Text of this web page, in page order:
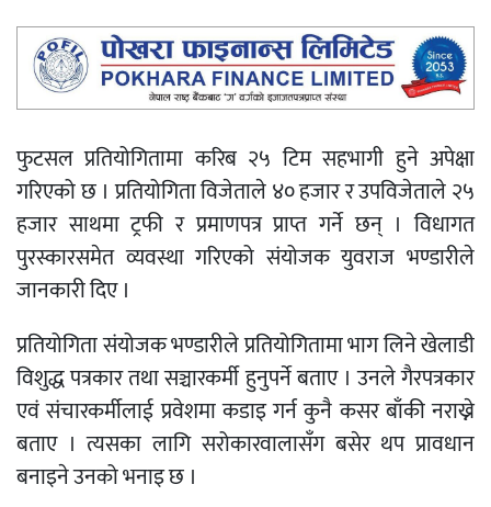
फुटसल प्रतियोगितामा करिब २५ टिम सहभागी हुने अपेक्षा
गरिएको छ । प्रतियोगिता विजेताले ४० हजार र उपविजेताले २५
हजार साथमा ट्रफी र प्रमाणपत्र प्राप्त गर्ने छन् । विधागत
पुरस्कारसमेत व्यवस्था गरिएको संयोजक युवराज भण्डारीले
जानकारी दिए ।
प्रतियोगिता संयोजक भण्डारीले प्रतियोगितामा भाग लिने खेलाडी
विशुद्ध पत्रकार तथा सञ्चारकर्मी हुनुपर्ने बताए । उनले गैरपत्रकार
एवं संचारकर्मीलाई प्रवेशमा कडाइ गर्न कुनै कसर बाँकी नराख्ने
बताए । त्यसका लागि सरोकारवालासँग बसेर थप प्रावधान
बनाइने उनको भनाइ छ ।